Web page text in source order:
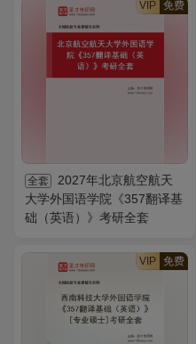
VIP 免费
全套
2027年北京航空航天
大学外国语学院《357翻译基
础（英语）》考研全套
VIP 免费